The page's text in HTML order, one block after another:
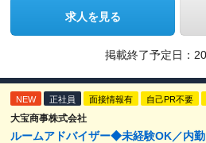
求人を見る
掲載終了予定日：
NEW 正社員 面接情報有 自己PR不要
大宝商事株式会社
ルームアドバイザー◆未経験OK／内